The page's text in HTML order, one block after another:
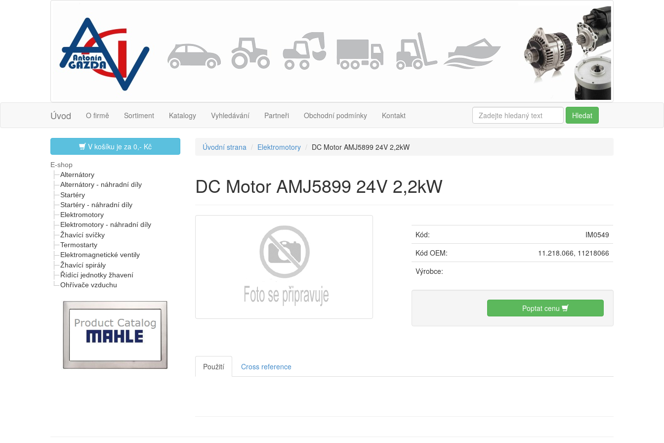
Úvod O firmě Sortiment Katalogy Vyhledávání Partneři Obchodní podmínky Kontakt Hledat
V košíku je za 0,- Kč
E-shop
Alternátory
Alternátory - náhradní díly
Startéry
Startéry - náhradní díly
Elektromotory
Elektromotory - náhradní díly
Žhavící svíčky
Termostarty
Elektromagnetické ventily
Žhavící spirály
Řídící jednotky žhavení
Ohřívače vzduchu
Úvodní strana Elektromotory DC Motor AMJ5899 24V 2,2kW
DC Motor AMJ5899 24V 2,2kW
Kód:
IM0549
Kód OEM:
11.218.066, 11218066
Výrobce:
Poptat cenu
Použití Cross reference